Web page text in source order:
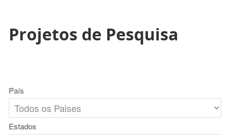
Projetos de Pesquisa
País
Estados